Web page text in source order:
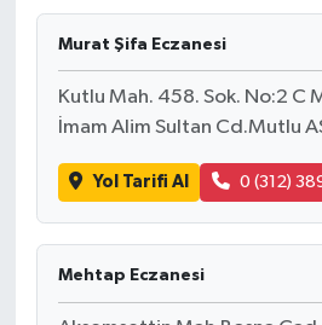
Murat Şifa Eczanesi
Kutlu Mah. 458. Sok. No:2 C
İmam Alim Sultan Cd.Mutlu
Yol Tarifi Al 0 (312)
Mehtap Eczanesi